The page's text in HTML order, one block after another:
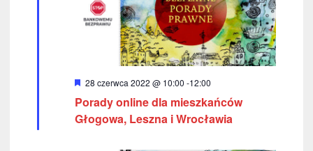
W
r
ó
ż
28 czerwca 2022 @ 10:00 -12:00
Porady online dla mieszkańców
Głogowa, Leszna i Wrocławia